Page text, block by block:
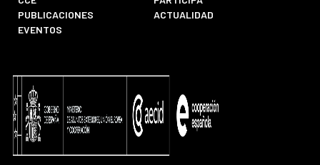
PUBLICACIONES
ACTUALIDAD
EVENTOS